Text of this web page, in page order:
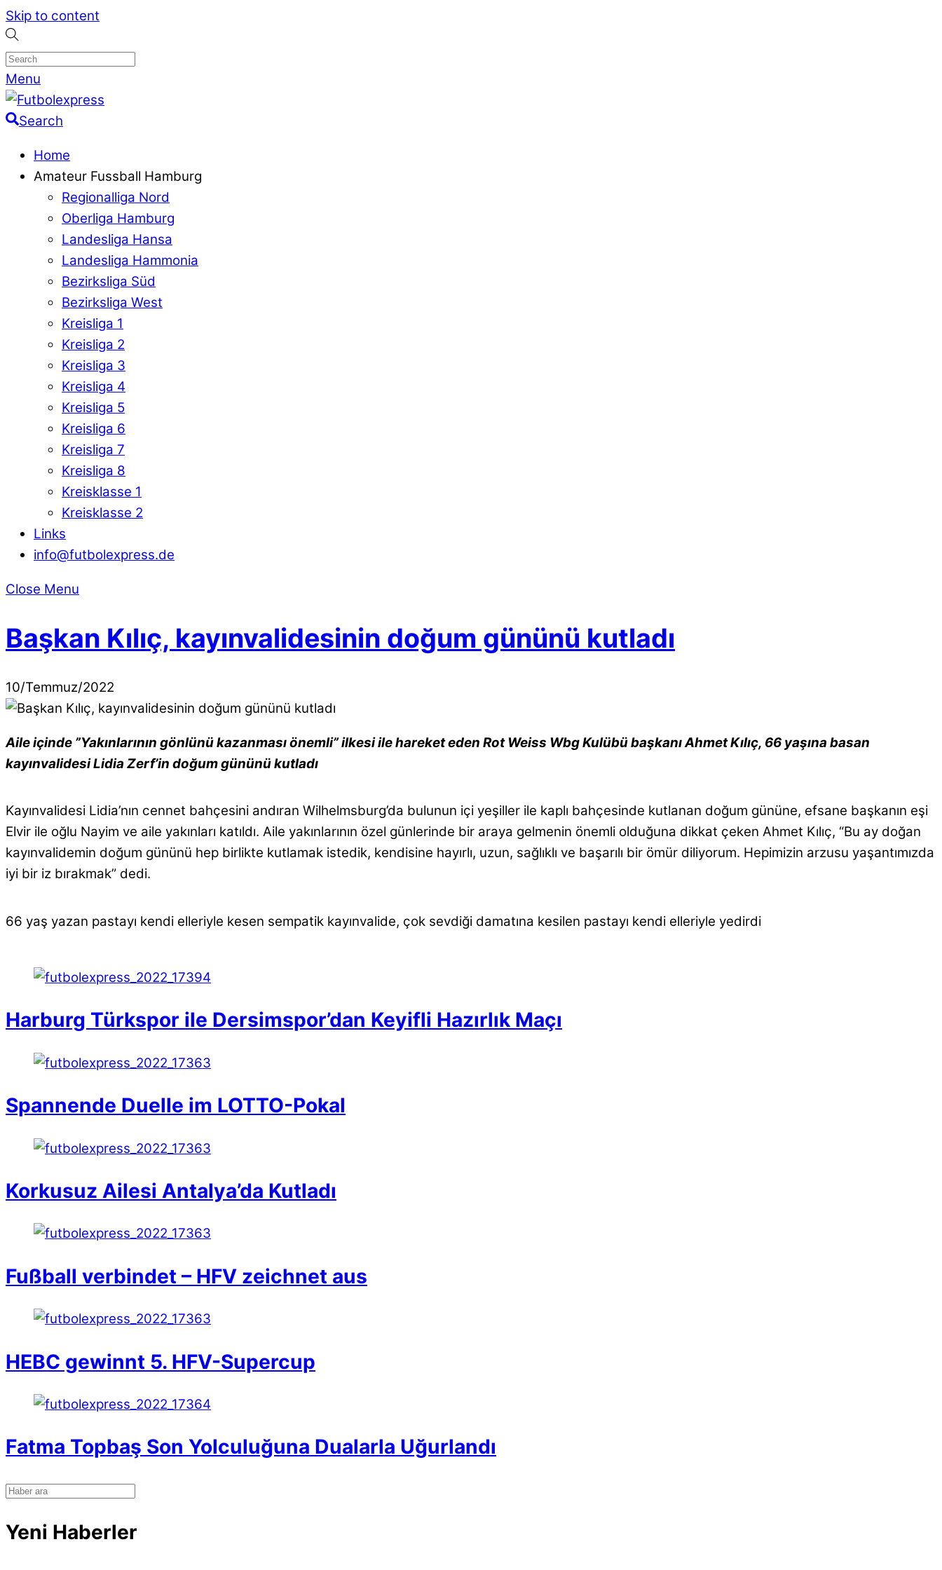
Skip to content
Menu
Search
Home
Amateur Fussball Hamburg
Regionalliga Nord
Oberliga Hamburg
Landesliga Hansa
Landesliga Hammonia
Bezirksliga Süd
Bezirksliga West
Kreisliga 1
Kreisliga 2
Kreisliga 3
Kreisliga 4
Kreisliga 5
Kreisliga 6
Kreisliga 7
Kreisliga 8
Kreisklasse 1
Kreisklasse 2
Links
info@futbolexpress.de
Close Menu
Başkan Kılıç, kayınvalidesinin doğum gününü kutladı
10/Temmuz/2022
Aile içinde ”Yakınlarının gönlünü kazanması önemli” ilkesi ile hareket eden Rot Weiss Wbg Kulübü başkanı Ahmet Kılıç, 66 yaşına basan
kayınvalidesi Lidia Zerf’in doğum gününü kutladı
Kayınvalidesi Lidia’nın cennet bahçesini andıran Wilhelmsburg’da bulunun içi yeşiller ile kaplı bahçesinde kutlanan doğum gününe, efsane başkanın eşi
Elvir ile oğlu Nayim ve aile yakınları katıldı. Aile yakınlarının özel günlerinde bir araya gelmenin önemli olduğuna dikkat çeken Ahmet Kılıç, “Bu ay doğan
kayınvalidemin doğum gününü hep birlikte kutlamak istedik, kendisine hayırlı, uzun, sağlıklı ve başarılı bir ömür diliyorum. Hepimizin arzusu yaşantımızda
iyi bir iz bırakmak” dedi.
66 yaş yazan pastayı kendi elleriyle kesen sempatik kayınvalide, çok sevdiği damatına kesilen pastayı kendi elleriyle yedirdi
Harburg Türkspor ile Dersimspor’dan Keyifli Hazırlık Maçı
Spannende Duelle im LOTTO-Pokal
Korkusuz Ailesi Antalya’da Kutladı
Fußball verbindet – HFV zeichnet aus
HEBC gewinnt 5. HFV-Supercup
Fatma Topbaş Son Yolculuğuna Dualarla Uğurlandı
Yeni Haberler